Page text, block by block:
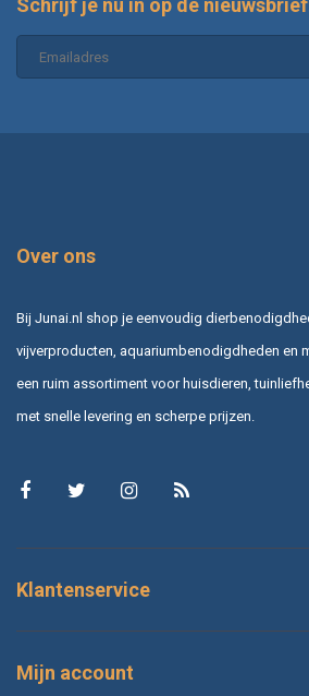
Schrijf je nu in op de
Over ons
Bij Junai.nl shop je eenvoudig
vijverproducten, aquariumbenodigdheden en
een ruim assortiment voor huisdieren,
met snelle levering en scherpe prijzen.
Klantenservice
Mijn account